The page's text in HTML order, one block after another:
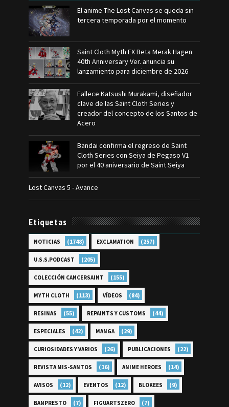
El anime The Lost Canvas se queda sin
tercera temporada por el momento
Saint Cloth Myth EX Beta Merak Hagen
40th Anniversary Ver. anuncia su
lanzamiento para diciembre de 2026
Fallece Katsushi Murakami, diseñador
clave de las Saint Cloth Series y
creador del concepto de los Santos de
Acero
Bandai confirma el regreso de Saint
Cloth Series con Seiya de Pegaso V1
por el 40 aniversario de Saint Seiya
Lost Canvas 5 - Avance
Etiquetas
NOTICIAS (1748) EXCLAMATION (257)
U.S.S.PODCAST (205)
COLECCIÓN CANCERSAINT (155)
MYTH CLOTH (113) VÍDEOS (84)
RESINAS (55) REPAINTS Y CUSTOMS (44)
ESPECIALES (42) MANGA (29)
CURIOSIDADES Y VARIOS (26) PUBLICACIONES (22)
REVISTA MIS-SANTOS (16) ANIME HEROES (14)
AVISOS (12) EVENTOS (12) BLOKEES (9)
BANPRESTO (7) FIGUARTSZERO (7)